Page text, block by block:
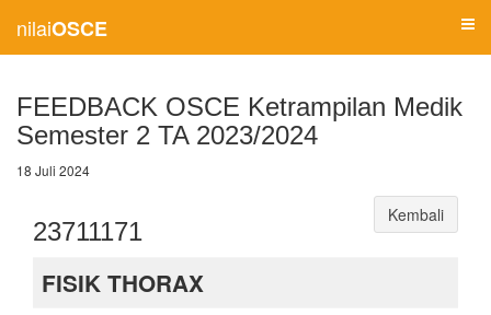
nilaiOSCE
FEEDBACK OSCE Ketrampilan Medik
Semester 2 TA 2023/2024
18 Juli 2024
23711171
Kembali
FISIK THORAX